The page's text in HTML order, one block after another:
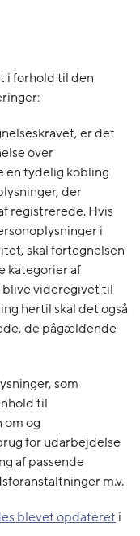
i forhold til den
er det
over
en tydelig kobling
der
registrerede. Hvis
i
skal fortegnelsen
kategorier af
videregivet til
hertil skal det også
de pågældende
som
til
om og
for udarbejdelse
af passende
m.v.
blevet opdateret i